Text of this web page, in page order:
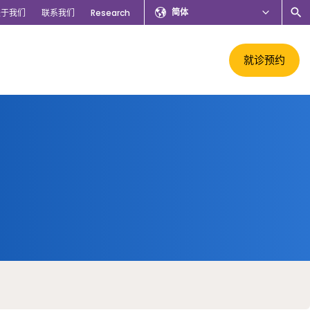
我们 联系我们 Research 简体
就诊预约